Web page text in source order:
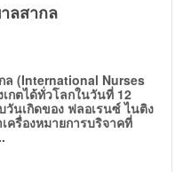
ลสากล
Nurses
กตได้ทั่วโลกในวันที่ 12
นเกิดของ ฟลอเรนซ์ ไนติง
ครื่องหมายการบริจาคที่